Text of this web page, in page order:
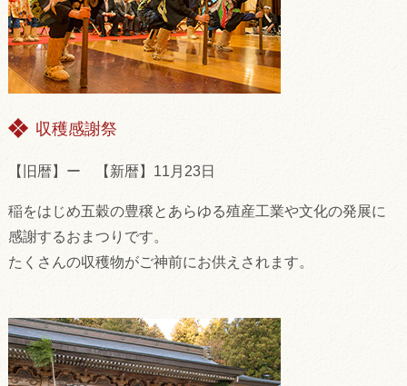
収穫感謝祭
【旧暦】ー 【新暦】11月23日
稲をはじめ五穀の豊穣とあらゆる殖産工業や文化の発展に
感謝するおまつりです。
たくさんの収穫物がご神前にお供えされます。